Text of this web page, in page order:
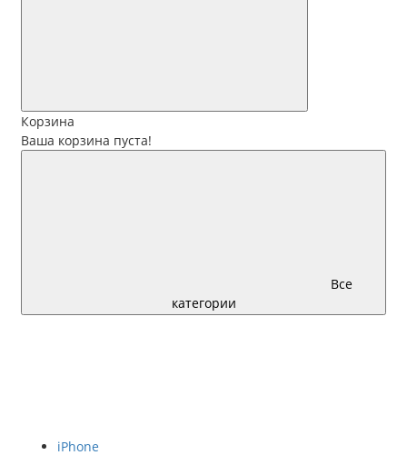
Корзина
Ваша корзина пуста!
Все
категории
iPhone